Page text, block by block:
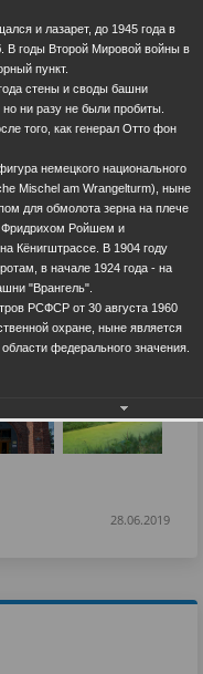
28.06.2019
и лазарет, до 1945 года в
В годы Второй Мировой войны в
пункт.
стены и своды башни
ни разу не были пробиты.
того, как генерал Отто фон
немецкого национального
Mischel am Wrangelturm), ныне
для обмолота зерна на плече
Фридрихом Ройшем и
Кёнигштрассе. В 1904 году
в начале 1924 года - на
"Врангель".
РСФСР от 30 августа 1960
охране, ныне является
федерального значения.